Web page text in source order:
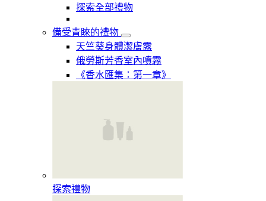
探索全部禮物
備受青睞的禮物
天竺葵身體潔膚露
俄勞斯芳香室內噴霧
《香水匯集：第一章》​
探索禮物